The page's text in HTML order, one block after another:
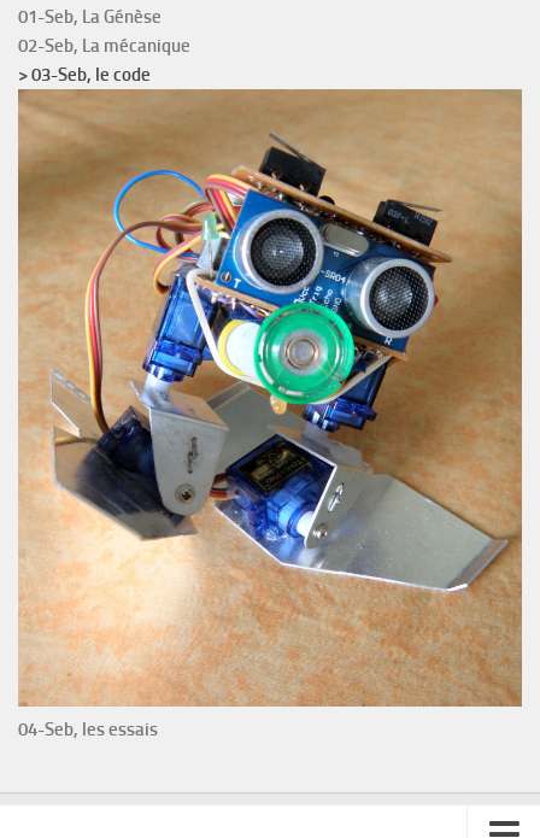
01-Seb, La Génèse
02-Seb, La mécanique
> 03-Seb, le code
04-Seb, les essais